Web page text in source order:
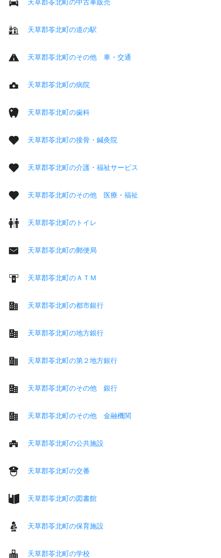
天草郡苓北町の中古車販売
天草郡苓北町の道の駅
天草郡苓北町のその他 車・交通
天草郡苓北町の病院
天草郡苓北町の歯科
天草郡苓北町の接骨・鍼灸院
天草郡苓北町の介護・福祉サービス
天草郡苓北町のその他 医療・福祉
天草郡苓北町のトイレ
天草郡苓北町の郵便局
天草郡苓北町のＡＴＭ
天草郡苓北町の都市銀行
天草郡苓北町の地方銀行
天草郡苓北町の第２地方銀行
天草郡苓北町のその他 銀行
天草郡苓北町のその他 金融機関
天草郡苓北町の公共施設
天草郡苓北町の交番
天草郡苓北町の図書館
天草郡苓北町の保育施設
天草郡苓北町の学校